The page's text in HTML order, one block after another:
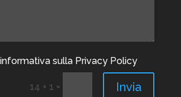
sulla Privacy Policy
14 + 1 = Invia